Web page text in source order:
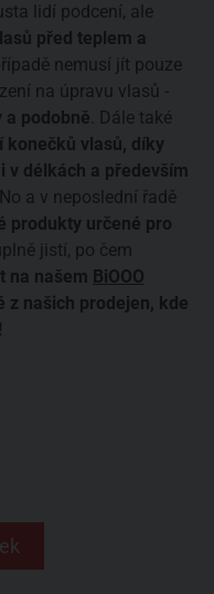
lidí podcení, ale
před teplem a
nemusí jít pouze
na úpravu vlasů -
a podobně . Dále také
konečků vlasů, díky
v délkách a především
No a v neposlední řadě
produkty určené pro
jistí, po čem
na našem BiOOO
z našich prodejen, kde